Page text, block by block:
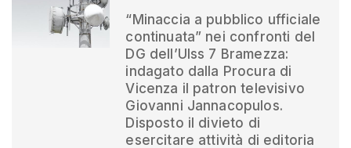
“Minaccia a pubblico ufficiale
continuata” nei confronti del
DG dell’Ulss 7 Bramezza:
indagato dalla Procura di
Vicenza il patron televisivo
Giovanni Jannacopulos.
Disposto il divieto di
esercitare attività di editoria